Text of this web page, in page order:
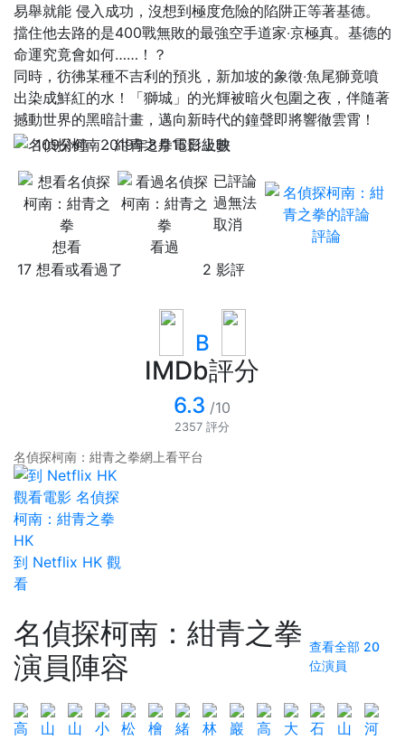
易舉就能 侵入成功，沒想到極度危險的陷阱正等著基德。
擋住他去路的是400戰無敗的最強空手道家‧京極真。基德的
命運究竟會如何……！？
同時，彷彿某種不吉利的預兆，新加坡的象徵‧魚尾獅竟噴
出染成鮮紅的水！「獅城」的光輝被暗火包圍之夜，伴隨著
撼動世界的黑暗計畫，邁向新時代的鐘聲即將響徹雲霄！
109分鐘
2019年8月15日上映
想看 看過
已評論
過無法
取消
評論
17 想看或看過了
2 影評
B
IMDb評分
6.3 /10
2357 評分
名偵探柯南：紺青之拳網上看平台
HK
到 Netflix HK 觀
看
名偵探柯南：紺青之拳
演員陣容
查看全部 20
位演員